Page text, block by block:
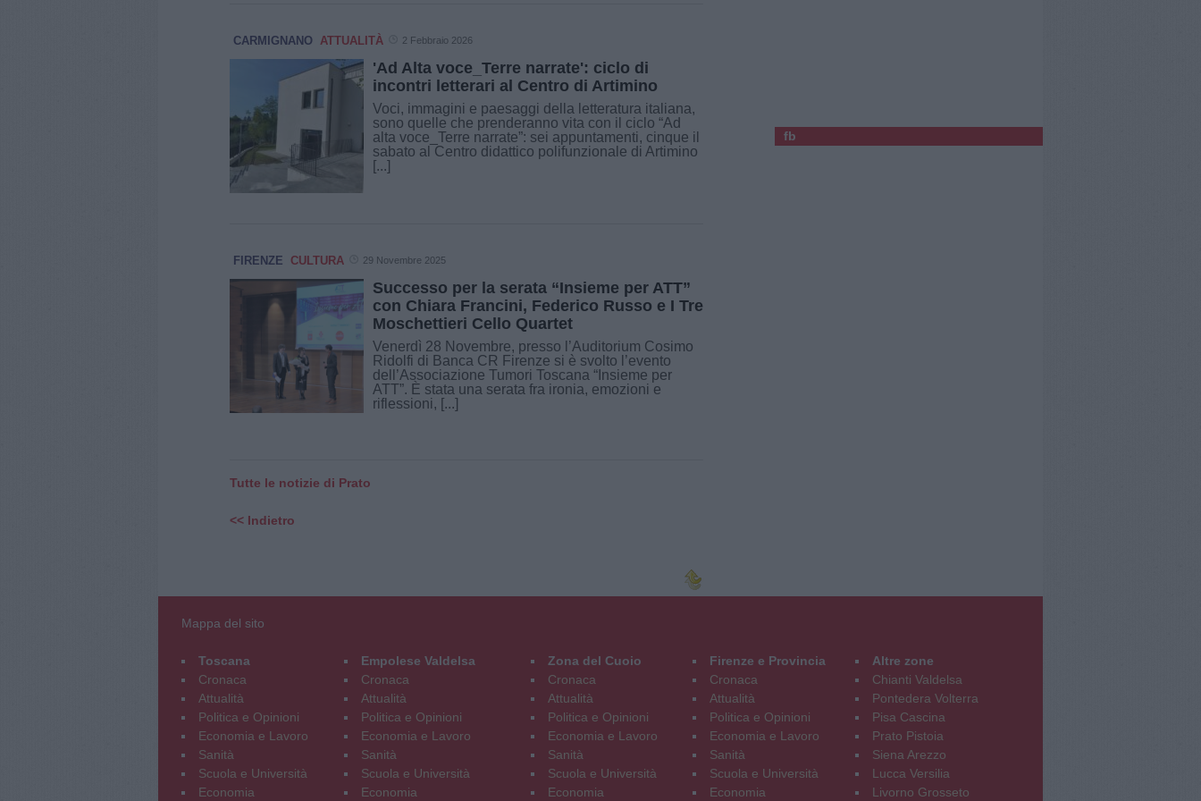
CARMIGNANO ATTUALITÀ 2 Febbraio 2026
'Ad Alta voce_Terre narrate': ciclo di
incontri letterari al Centro di Artimino
Voci, immagini e paesaggi della letteratura italiana,
sono quelle che prenderanno vita con il ciclo “Ad
alta voce_Terre narrate”: sei appuntamenti, cinque il
sabato al Centro didattico polifunzionale di Artimino
[...]
FIRENZE CULTURA 29 Novembre 2025
Successo per la serata “Insieme per ATT”
con Chiara Francini, Federico Russo e I Tre
Moschettieri Cello Quartet
Venerdì 28 Novembre, presso l’Auditorium Cosimo
Ridolfi di Banca CR Firenze si è svolto l’evento
dell’Associazione Tumori Toscana “Insieme per
ATT”. È stata una serata fra ironia, emozioni e
riflessioni, [...]
Tutte le notizie di Prato
<< Indietro
fb
Mappa del sito
Toscana
Cronaca
Attualità
Politica e Opinioni
Economia e Lavoro
Sanità
Scuola e Università
Economia
Empolese Valdelsa
Cronaca
Attualità
Politica e Opinioni
Economia e Lavoro
Sanità
Scuola e Università
Economia
Zona del Cuoio
Cronaca
Attualità
Politica e Opinioni
Economia e Lavoro
Sanità
Scuola e Università
Economia
Firenze e Provincia
Cronaca
Attualità
Politica e Opinioni
Economia e Lavoro
Sanità
Scuola e Università
Economia
Altre zone
Chianti Valdelsa
Pontedera Volterra
Pisa Cascina
Prato Pistoia
Siena Arezzo
Lucca Versilia
Livorno Grosseto